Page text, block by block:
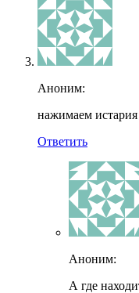
Аноним:
нажимаем
Ответить
Аноним:
А где